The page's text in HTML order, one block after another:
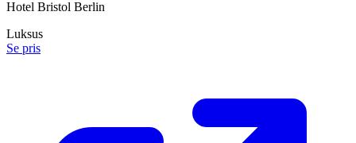
Hotel Bristol Berlin
Luksus
Se pris